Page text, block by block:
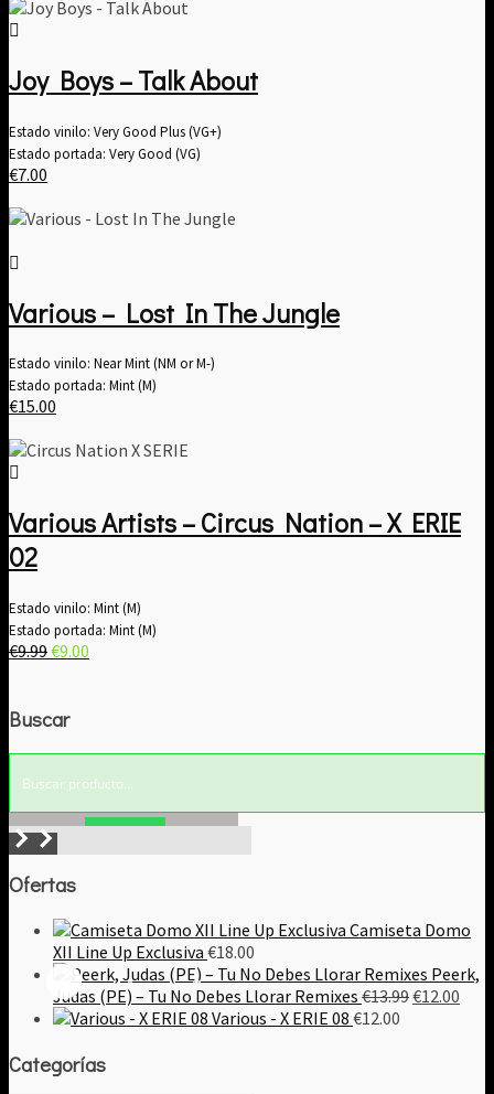
Joy Boys – Talk About
Estado vinilo: Very Good Plus (VG+)
Estado portada: Very Good (VG)
€7.00
Various – Lost In The Jungle
Estado vinilo: Near Mint (NM or M-)
Estado portada: Mint (M)
€15.00
Various Artists – Circus Nation – X ERIE
02
Estado vinilo: Mint (M)
Estado portada: Mint (M)
€9.99El
era:
€9.00
Buscar
Ofertas
Camiseta Domo
XII Line Up Exclusiva €18.00
Peerk,
Judas (PE) – Tu No Debes Llorar Remixes €13.99El
€12.00
Various - X ERIE 08 €12.00
Categorías